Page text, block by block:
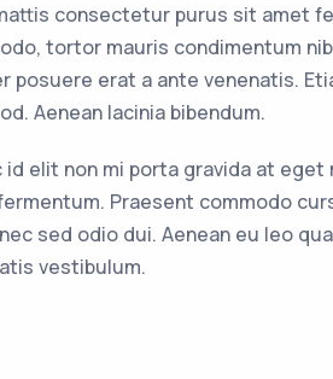
consectetur purus sit amet
tortor mauris condimentum
posuere erat a ante venenatis.
Aenean lacinia bibendum.
id elit non mi porta gravida at
Praesent commodo
sed odio dui. Aenean eu leo
vestibulum.